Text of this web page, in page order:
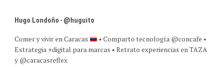
• Comparto tecnología @concafe •
Estrategia +digital para marcas • Retrato experiencias en TAZA
y @caracasreflex